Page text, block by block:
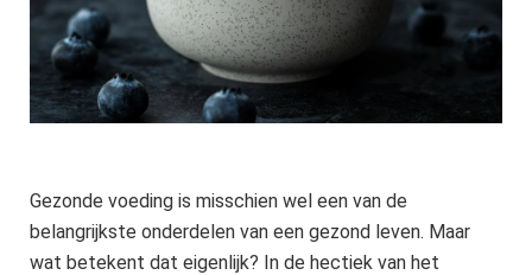
Gezonde voeding is misschien wel een van de
belangrijkste onderdelen van een gezond leven. Maar
wat betekent dat eigenlijk? In de hectiek van het